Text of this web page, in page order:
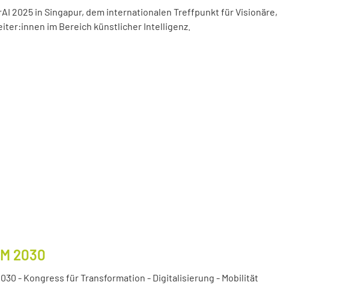
2025 in Singapur, dem internationalen Treffpunkt für Visionäre,
im Bereich künstlicher Intelligenz.
2030
- Kongress für Transformation - Digitalisierung - Mobilität